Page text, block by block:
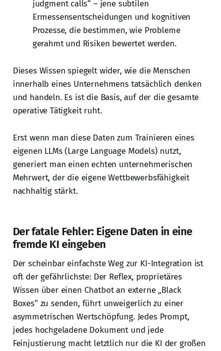
judgment calls“ – jene subtilen
Ermessensentscheidungen und kognitiven
Prozesse, die bestimmen, wie Probleme
gerahmt und Risiken bewertet werden.
Dieses Wissen spiegelt wider, wie die Menschen
innerhalb eines Unternehmens tatsächlich denken
und handeln. Es ist die Basis, auf der die gesamte
operative Tätigkeit ruht.
Erst wenn man diese Daten zum Trainieren eines
eigenen LLMs (Large Language Models) nutzt,
generiert man einen echten unternehmerischen
Mehrwert, der die eigene Wettbewerbsfähigkeit
nachhaltig stärkt.
Der fatale Fehler: Eigene Daten in eine
fremde KI eingeben
Der scheinbar einfachste Weg zur KI-Integration ist
oft der gefährlichste: Der Reflex, proprietäres
Wissen über einen Chatbot an externe „Black
Boxes“ zu senden, führt unweigerlich zu einer
asymmetrischen Wertschöpfung. Jedes Prompt,
jedes hochgeladene Dokument und jede
Feinjustierung macht letztlich nur die KI der großen